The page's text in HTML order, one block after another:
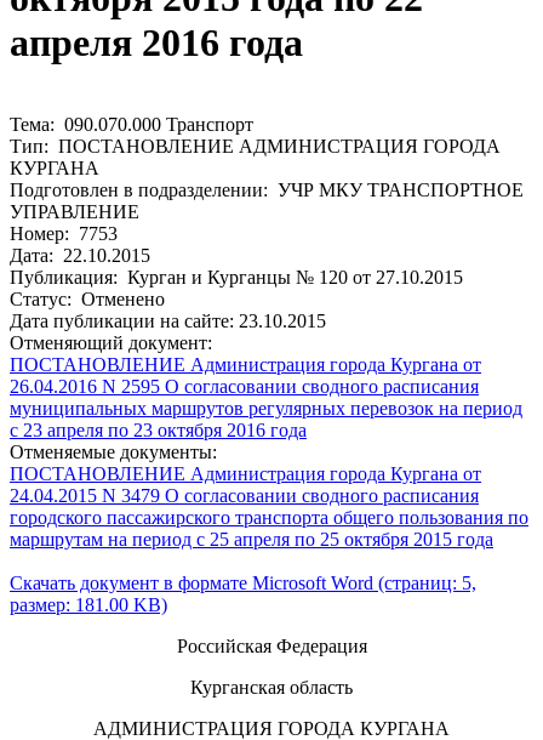
апреля 2016 года
Тема: 090.070.000 Транспорт
Тип: ПОСТАНОВЛЕНИЕ АДМИНИСТРАЦИЯ ГОРОДА
КУРГАНА
Подготовлен в подразделении: УЧР МКУ ТРАНСПОРТНОЕ
УПРАВЛЕНИЕ
Номер: 7753
Дата: 22.10.2015
Публикация: Курган и Курганцы № 120 от 27.10.2015
Статус: Отменено
Дата публикации на сайте: 23.10.2015
Отменяющий документ:
ПОСТАНОВЛЕНИЕ Администрация города Кургана от
26.04.2016 N 2595 О согласовании сводного расписания
муниципальных маршрутов регулярных перевозок на период
с 23 апреля по 23 октября 2016 года
Отменяемые документы:
ПОСТАНОВЛЕНИЕ Администрация города Кургана от
24.04.2015 N 3479 О согласовании сводного расписания
городского пассажирского транспорта общего пользования по
маршрутам на период с 25 апреля по 25 октября 2015 года
Скачать документ в формате Microsoft Word (страниц: 5,
размер: 181.00 KB)
Российская Федерация
Курганская область
АДМИНИСТРАЦИЯ ГОРОДА КУРГАНА